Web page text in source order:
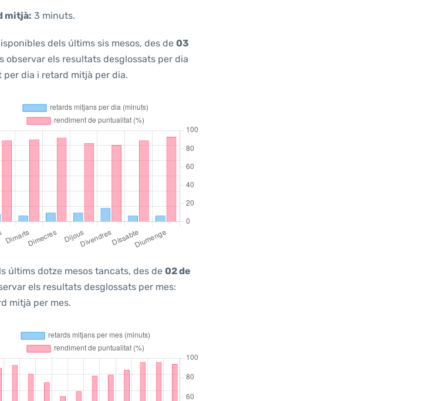
mitjà: 3 minuts.
dels últims sis mesos, des de 03
observar els resultats desglossats per dia
dia i retard mitjà per dia.
últims dotze mesos tancats, des de 02 de
els resultats desglossats per mes:
mitjà per mes.